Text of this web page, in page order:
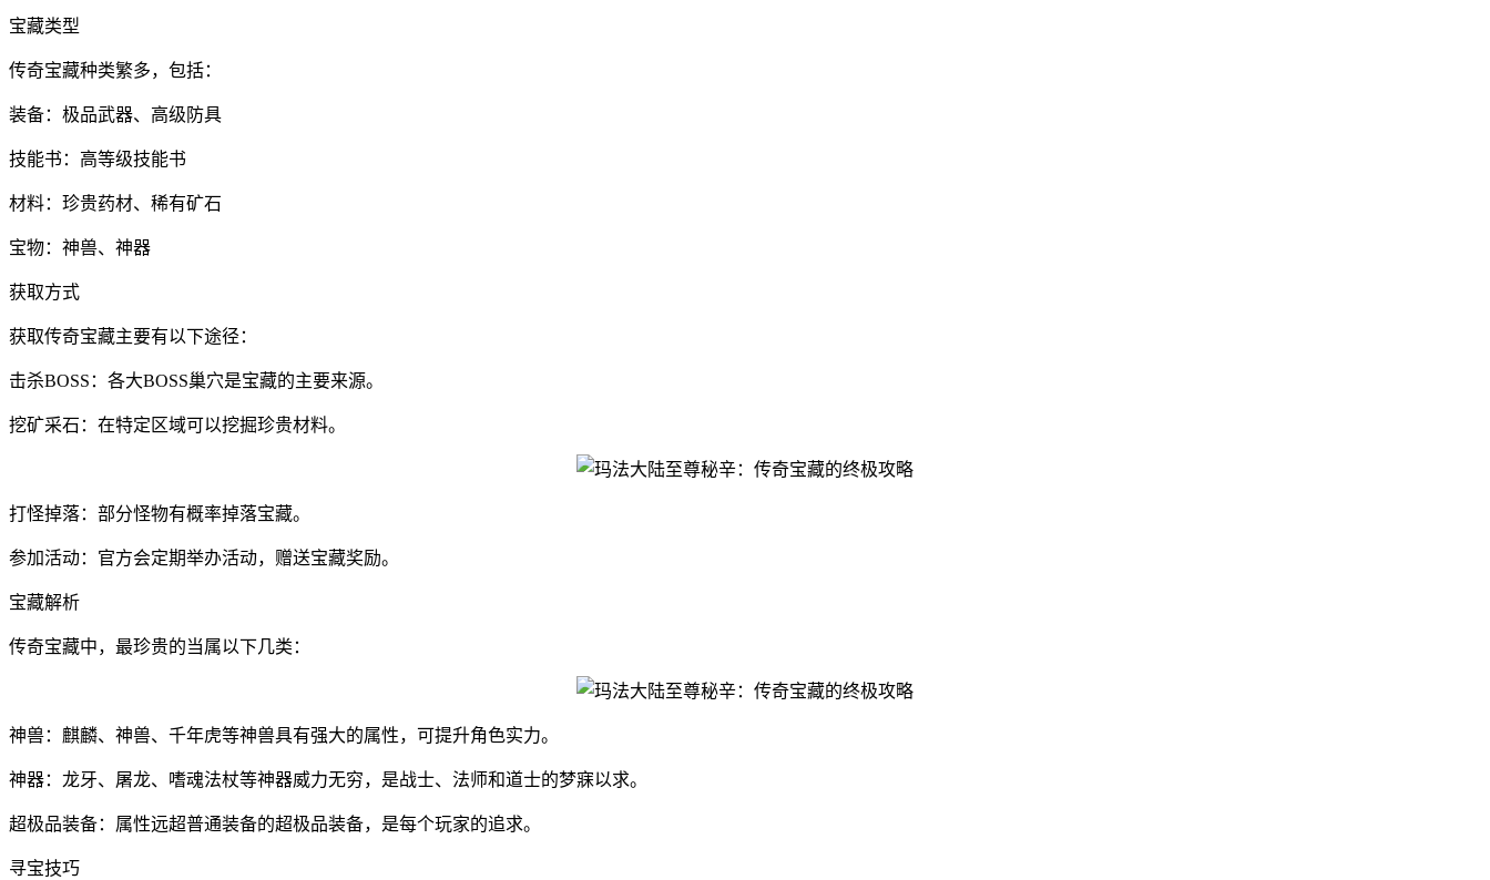
宝藏类型
传奇宝藏种类繁多，包括：
装备：极品武器、高级防具
技能书：高等级技能书
材料：珍贵药材、稀有矿石
宝物：神兽、神器
获取方式
获取传奇宝藏主要有以下途径：
击杀BOSS：各大BOSS巢穴是宝藏的主要来源。
挖矿采石：在特定区域可以挖掘珍贵材料。
打怪掉落：部分怪物有概率掉落宝藏。
参加活动：官方会定期举办活动，赠送宝藏奖励。
宝藏解析
传奇宝藏中，最珍贵的当属以下几类：
神兽：麒麟、神兽、千年虎等神兽具有强大的属性，可提升角色实力。
神器：龙牙、屠龙、嗜魂法杖等神器威力无穷，是战士、法师和道士的梦寐以求。
超极品装备：属性远超普通装备的超极品装备，是每个玩家的追求。
寻宝技巧